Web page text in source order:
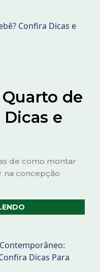
de
e
de como montar
na concepção